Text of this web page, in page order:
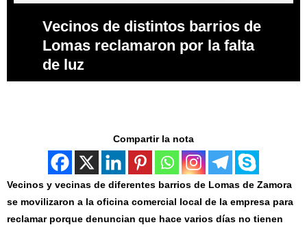
Vecinos de distintos barrios de
Lomas reclamaron por la falta
de luz
Compartir la nota
Vecinos y vecinas de diferentes barrios de Lomas de Zamora
se movilizaron a la oficina comercial local de la empresa para
reclamar porque denuncian que hace varios días no tienen